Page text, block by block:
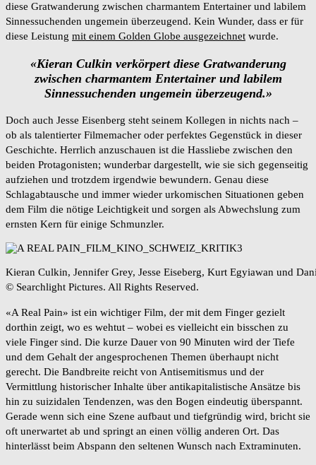
diese Gratwanderung zwischen charmantem Entertainer und labilem
Sinnessuchenden ungemein überzeugend. Kein Wunder, dass er für
diese Leistung mit einem Golden Globe ausgezeichnet wurde.
«Kieran Culkin verkörpert diese Gratwanderung
zwischen charmantem Entertainer und labilem
Sinnessuchenden ungemein überzeugend.»
Doch auch Jesse Eisenberg steht seinem Kollegen in nichts nach –
ob als talentierter Filmemacher oder perfektes Gegenstück in dieser
Geschichte. Herrlich anzuschauen ist die Hassliebe zwischen den
beiden Protagonisten; wunderbar dargestellt, wie sie sich gegenseitig
aufziehen und trotzdem irgendwie bewundern. Genau diese
Schlagabtausche und immer wieder urkomischen Situationen geben
dem Film die nötige Leichtigkeit und sorgen als Abwechslung zum
ernsten Kern für einige Schmunzler.
Kieran Culkin, Jennifer Grey, Jesse Eiseberg, Kurt Egyiawan und
© Searchlight Pictures. All Rights Reserved.
«A Real Pain» ist ein wichtiger Film, der mit dem Finger gezielt
dorthin zeigt, wo es wehtut – wobei es vielleicht ein bisschen zu
viele Finger sind. Die kurze Dauer von 90 Minuten wird der Tiefe
und dem Gehalt der angesprochenen Themen überhaupt nicht
gerecht. Die Bandbreite reicht von Antisemitismus und der
Vermittlung historischer Inhalte über antikapitalistische Ansätze bis
hin zu suizidalen Tendenzen, was den Bogen eindeutig überspannt.
Gerade wenn sich eine Szene aufbaut und tiefgründig wird, bricht sie
oft unerwartet ab und springt an einen völlig anderen Ort. Das
hinterlässt beim Abspann den seltenen Wunsch nach Extraminuten.